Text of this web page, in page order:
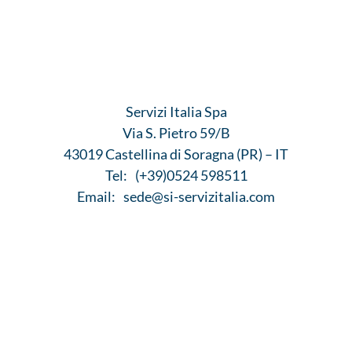
Servizi Italia Spa
Via S. Pietro 59/B
43019 Castellina di Soragna (PR) – IT
Tel: (+39)0524 598511
Email: sede@si-servizitalia.com